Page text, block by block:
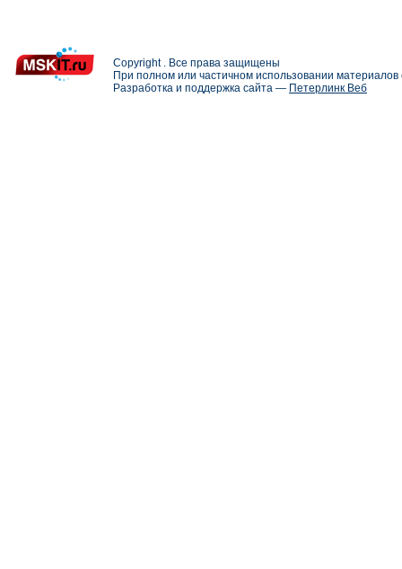
Copyright . Все права защищены
При полном или частичном использовании
Разработка и поддержка сайта — Петерлинк Веб